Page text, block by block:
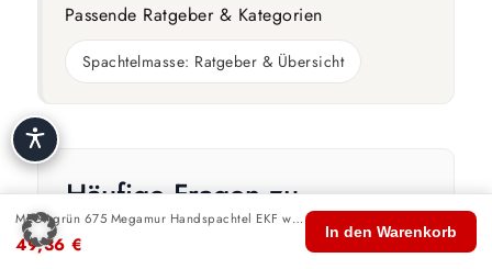
Passende Ratgeber & Kategorien
Spachtelmasse: Ratgeber & Übersicht
Häufige Fragen zu
MEGAgrün 675 Megamur
MEGAgrün 675 Megamur Handspachtel EKF weiß 14,00 kg
49,36 €
In den Warenkorb
🏠
Start
🛍️ 🔍 🛒
Warenkorb
👤
Konto